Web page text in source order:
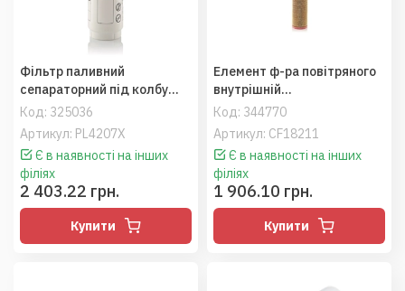
Код: 325036
Артикул: PL4207X
Фільтр паливний
сепараторний під колбу
(H710WK/PL420/84303715)
КамАЗ, АКРОС-530 (MANN)
Є в наявності на інших
філіях
2 403.22 грн.
Купити
Код: 344770
Артикул: CF18211
Елемент ф-ра повітряного
внутрішній
(84069018/87682986),
MF7278/CX8080 (MANN)
Є в наявності на інших
філіях
1 906.10 грн.
Купити